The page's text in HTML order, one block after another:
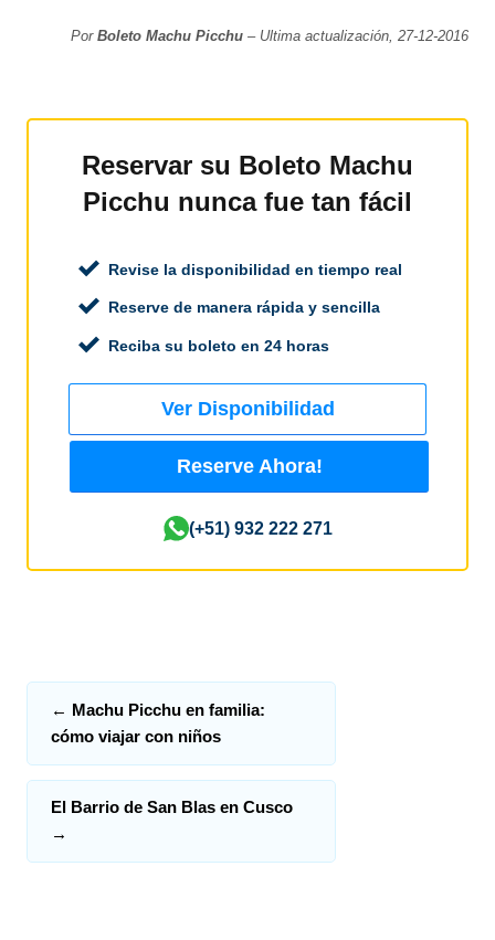
Por Boleto Machu Picchu– Ultima actualización, 27-12-2016
Reservar su Boleto Machu
Picchu nunca fue tan fácil
Revise la disponibilidad en tiempo real
Reserve de manera rápida y sencilla
Reciba su boleto en 24 horas
Ver Disponibilidad
Reserve Ahora!
(+51) 932 222 271
← Machu Picchu en familia:
cómo viajar con niños
El Barrio de San Blas en Cusco
→